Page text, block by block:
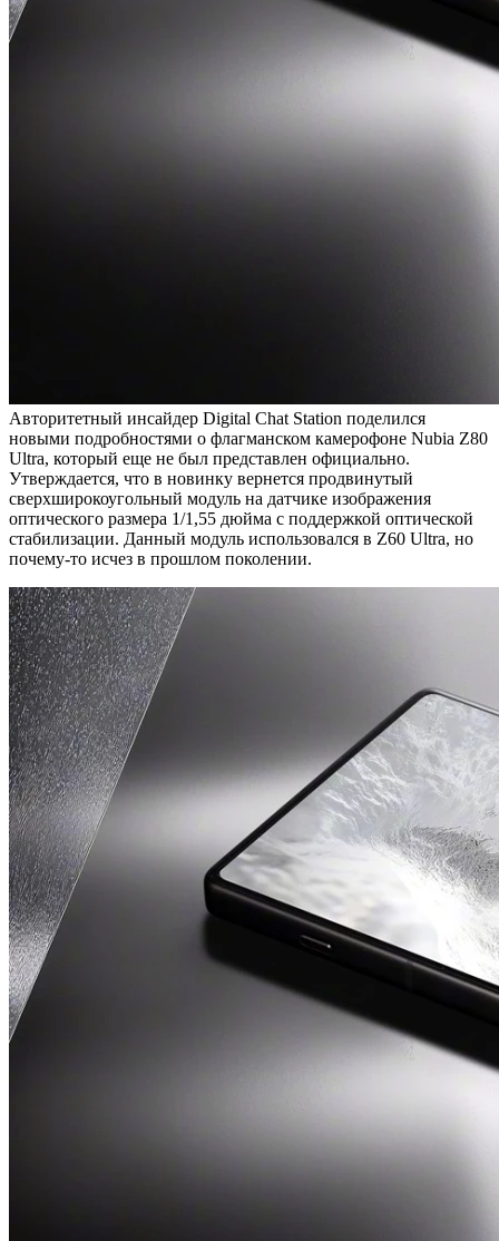
Авторитетный инсайдер Digital Chat Station поделился
новыми подробностями о флагманском камерофоне Nubia Z80
Ultra, который еще не был представлен официально.
Утверждается, что в новинку вернется продвинутый
сверхширокоугольный модуль на датчике изображения
оптического размера 1/1,55 дюйма с поддержкой оптической
стабилизации. Данный модуль использовался в Z60 Ultra, но
почему-то исчез в прошлом поколении.